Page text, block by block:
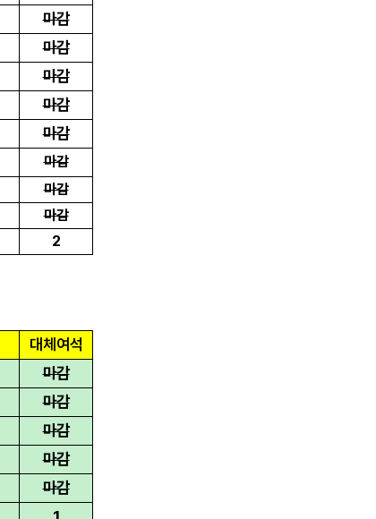
마감
마감
마감
마감
마감
마감
마감
마감
2
대체여석
마감
마감
마감
마감
마감